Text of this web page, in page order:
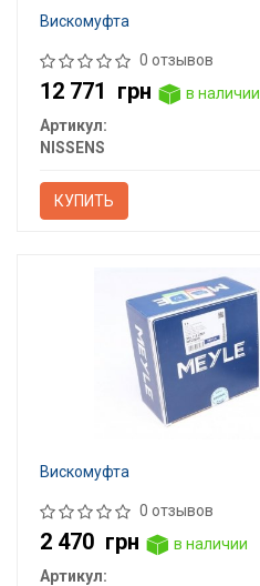
Вискомуфта
0 отзывов
12 771 грн
в наличии
Артикул:
NISSENS
КУПИТЬ
Вискомуфта
0 отзывов
2 470 грн
в наличии
Артикул: